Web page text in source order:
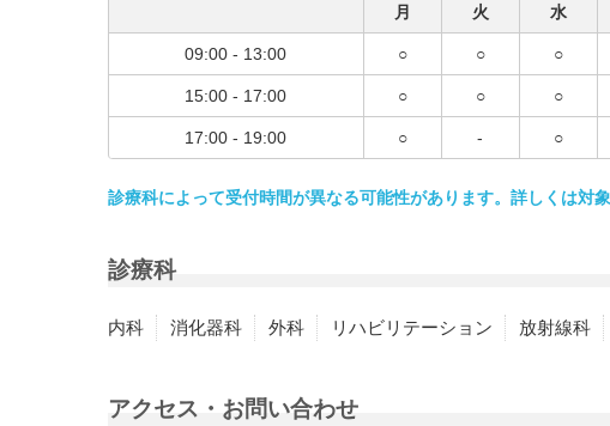
月 火 水
09:00 - 13:00 ○ ○ ○
15:00 - 17:00 ○ ○ ○
17:00 - 19:00 ○ - ○
診療科によって受付時間が異なる可能性があります。詳しくは対
診療科
内科 消化器科 外科 リハビリテーション 放射線科
アクセス・お問い合わせ